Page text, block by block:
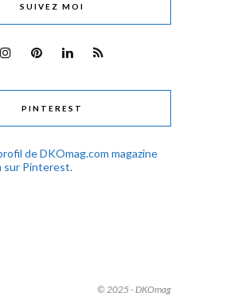
SUIVEZ MOI
PINTEREST
de DKOmag.com magazine
sur Pinterest.
© 2025 - DKOmag